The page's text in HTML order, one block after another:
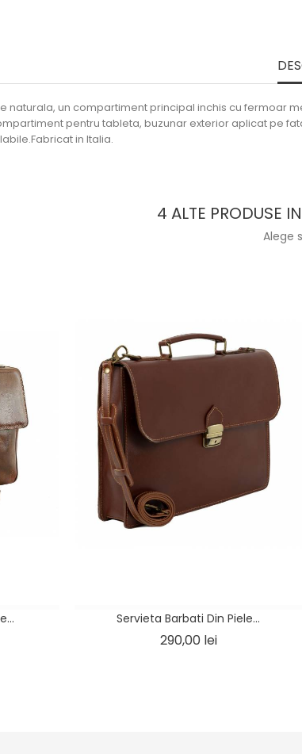
naturala, un compartiment principal inchis cu fermoar
pentru tableta, buzunar exterior aplicat pe
in Italia.
4 ALTE PRODUSE
Alege
Servieta Barbati Din Piele...
290,00 leiPret